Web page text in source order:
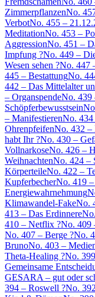
ZimmerpflanzenNo.
VerbotNo. 455 –
MeditationNo. 453 –
AggressionNo. 451 –
Impfung ?No. 449 –
Wesen sehen ?No. 447
445 – BestattungNo.
442 – Das Mittelalter
– OrganspendeNo. 439
Schöpferbewusstsein
– ManifestierenNo. 434
OhrenpfeifenNo. 432 –
habt Ihr ?No. 430 –
VollnarkoseNo. 426 –
WeihnachtenNo. 424 –
KörperteileNo. 422 –
KupferbecherNo. 419 –
Energiewahrnehmung
Klimawandel-FakeNo.
413 – Das Erdinnere
410 – Netflix ?No. 409
No. 407 – Berge ?No.
BrunoNo. 403 –
Theta-Healing ?No.
Gemeinsame
GESARA – gut oder
394 – Roswell ?No.